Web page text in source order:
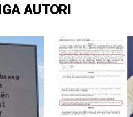
AUTORI